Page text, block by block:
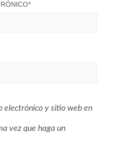
*
electrónico y sitio web en
vez que haga un